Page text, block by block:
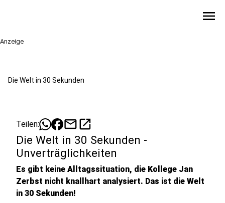
menu
Anzeige
Die Welt in 30 Sekunden
Teilen: mailopen_in_new
Die Welt in 30 Sekunden -
Unverträglichkeiten
Es gibt keine Alltagssituation, die Kollege Jan
Zerbst nicht knallhart analysiert. Das ist die Welt
in 30 Sekunden!